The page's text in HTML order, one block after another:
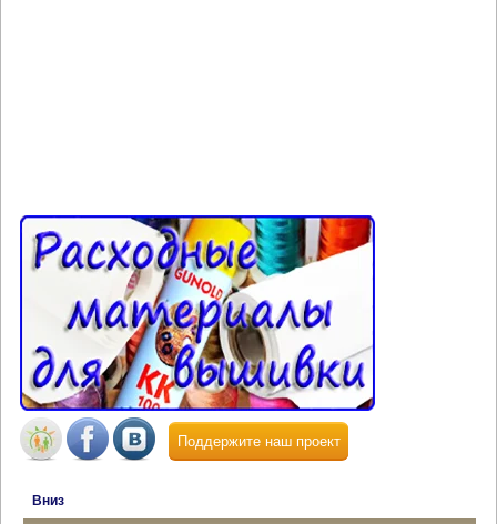
Поддержите наш проект
Вниз